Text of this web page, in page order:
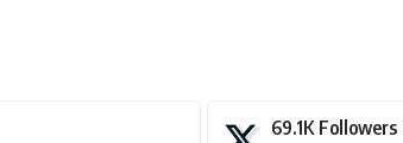
69.1K Followers